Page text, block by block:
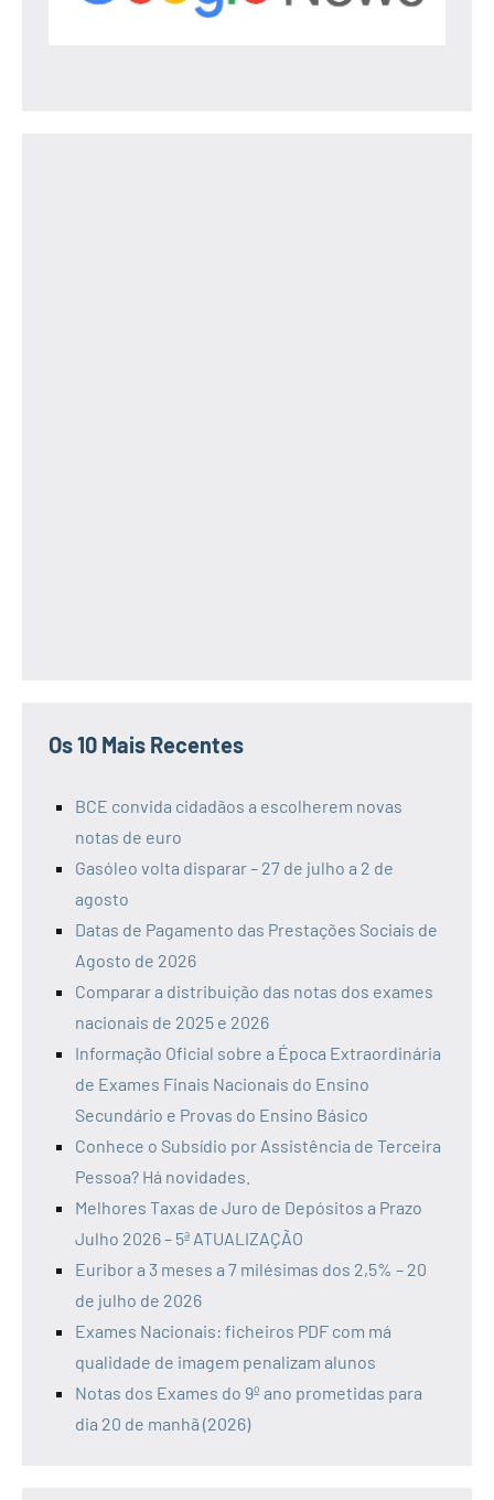
Os 10 Mais Recentes
BCE convida cidadãos a escolherem novas
notas de euro
Gasóleo volta disparar – 27 de julho a 2 de
agosto
Datas de Pagamento das Prestações Sociais de
Agosto de 2026
Comparar a distribuição das notas dos exames
nacionais de 2025 e 2026
Informação Oficial sobre a Época Extraordinária
de Exames Finais Nacionais do Ensino
Secundário e Provas do Ensino Básico
Conhece o Subsídio por Assistência de Terceira
Pessoa? Há novidades.
Melhores Taxas de Juro de Depósitos a Prazo
Julho 2026 – 5ª ATUALIZAÇÃO
Euribor a 3 meses a 7 milésimas dos 2,5% – 20
de julho de 2026
Exames Nacionais: ficheiros PDF com má
qualidade de imagem penalizam alunos
Notas dos Exames do 9º ano prometidas para
dia 20 de manhã (2026)